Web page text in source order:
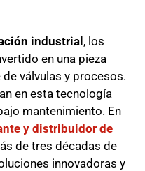
industrial, los
en una pieza
válvulas y procesos.
en esta tecnología
mantenimiento. En
y distribuidor de
de tres décadas de
innovadoras y